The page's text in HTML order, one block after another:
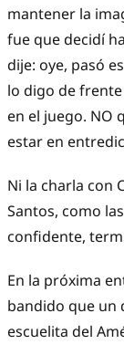
mantener la
fue que decidí
dije: oye, pasó
lo digo de
en el juego. NO
estar en
Ni la charla con
Santos, como
confidente,
En la próxima
bandido que un
escuelita del